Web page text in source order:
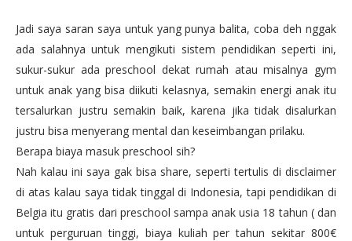
Jadi saya saran saya untuk yang punya balita, coba deh nggak
ada salahnya untuk mengikuti sistem pendidikan seperti ini,
sukur-sukur ada preschool dekat rumah atau misalnya gym
untuk anak yang bisa diikuti kelasnya, semakin energi anak itu
tersalurkan justru semakin baik, karena jika tidak disalurkan
justru bisa menyerang mental dan keseimbangan prilaku.
Berapa biaya masuk preschool sih?
Nah kalau ini saya gak bisa share, seperti tertulis di disclaimer
di atas kalau saya tidak tinggal di Indonesia, tapi pendidikan di
Belgia itu gratis dari preschool sampa anak usia 18 tahun ( dan
untuk perguruan tinggi, biaya kuliah per tahun sekitar 800€